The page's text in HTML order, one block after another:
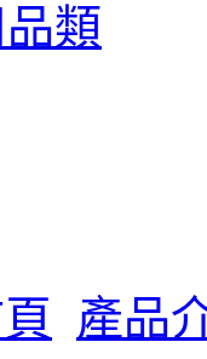
類
產品